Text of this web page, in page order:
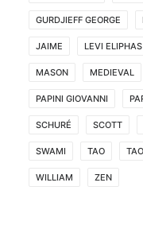
GURDJIEFF GEORGE
JAIME LEVI ELIPHAS
MASON MEDIEVAL
PAPINI GIOVANNI
SCHURÉ SCOTT
SWAMI TAO
WILLIAM ZEN